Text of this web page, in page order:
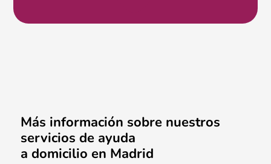
Más información sobre nuestros
servicios de ayuda
a domicilio en Madrid